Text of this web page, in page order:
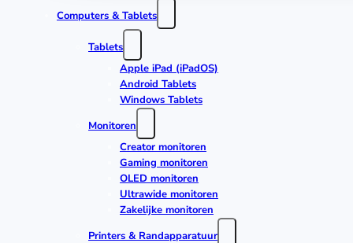
Computers & Tablets
Tablets
Apple iPad (iPadOS)
Android Tablets
Windows Tablets
Monitoren
Creator monitoren
Gaming monitoren
OLED monitoren
Ultrawide monitoren
Zakelijke monitoren
Printers & Randapparatuur